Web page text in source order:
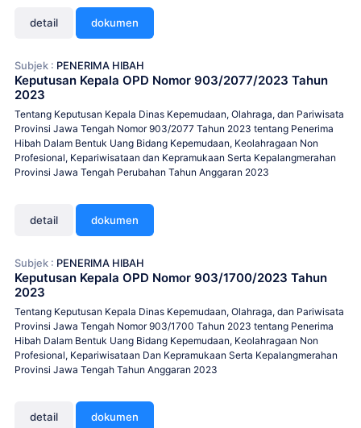
detail dokumen
Subjek : PENERIMA HIBAH
Keputusan Kepala OPD Nomor 903/2077/2023 Tahun
2023
Tentang Keputusan Kepala Dinas Kepemudaan, Olahraga, dan Pariwisata
Provinsi Jawa Tengah Nomor 903/2077 Tahun 2023 tentang Penerima
Hibah Dalam Bentuk Uang Bidang Kepemudaan, Keolahragaan Non
Profesional, Kepariwisataan dan Kepramukaan Serta Kepalangmerahan
Provinsi Jawa Tengah Perubahan Tahun Anggaran 2023
detail dokumen
Subjek : PENERIMA HIBAH
Keputusan Kepala OPD Nomor 903/1700/2023 Tahun
2023
Tentang Keputusan Kepala Dinas Kepemudaan, Olahraga, dan Pariwisata
Provinsi Jawa Tengah Nomor 903/1700 Tahun 2023 tentang Penerima
Hibah Dalam Bentuk Uang Bidang Kepemudaan, Keolahragaan Non
Profesional, Kepariwisataan Dan Kepramukaan Serta Kepalangmerahan
Provinsi Jawa Tengah Tahun Anggaran 2023
detail dokumen